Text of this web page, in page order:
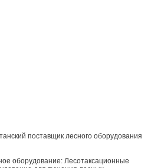
поставщик лесного оборудования
оборудование: Лесотаксационные